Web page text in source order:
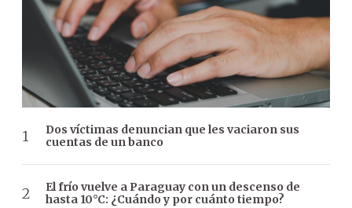
Dos víctimas denuncian que les vaciaron sus
cuentas de un banco
El frío vuelve a Paraguay con un descenso de
hasta 10°C: ¿Cuándo y por cuánto tiempo?